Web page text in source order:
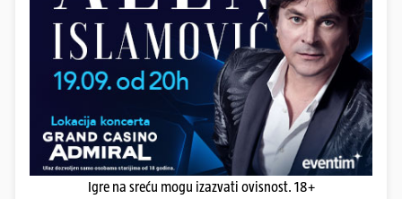
Igre na sreću mogu izazvati ovisnost. 18+